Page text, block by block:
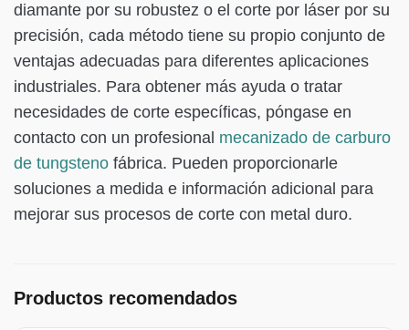
diamante por su robustez o el corte por láser por su
precisión, cada método tiene su propio conjunto de
ventajas adecuadas para diferentes aplicaciones
industriales. Para obtener más ayuda o tratar
necesidades de corte específicas, póngase en
contacto con un profesional mecanizado de carburo
de tungsteno fábrica. Pueden proporcionarle
soluciones a medida e información adicional para
mejorar sus procesos de corte con metal duro.
Productos recomendados